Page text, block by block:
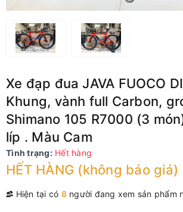
Xe đạp đua JAVA FUOCO
Khung, vành full Carbon,
Shimano 105 R7000 (3
líp . Màu Cam
Tình trạng: Hết hàng
HẾT HÀNG (không báo giá)
Hiện tại có 8người đang xem sản phẩm